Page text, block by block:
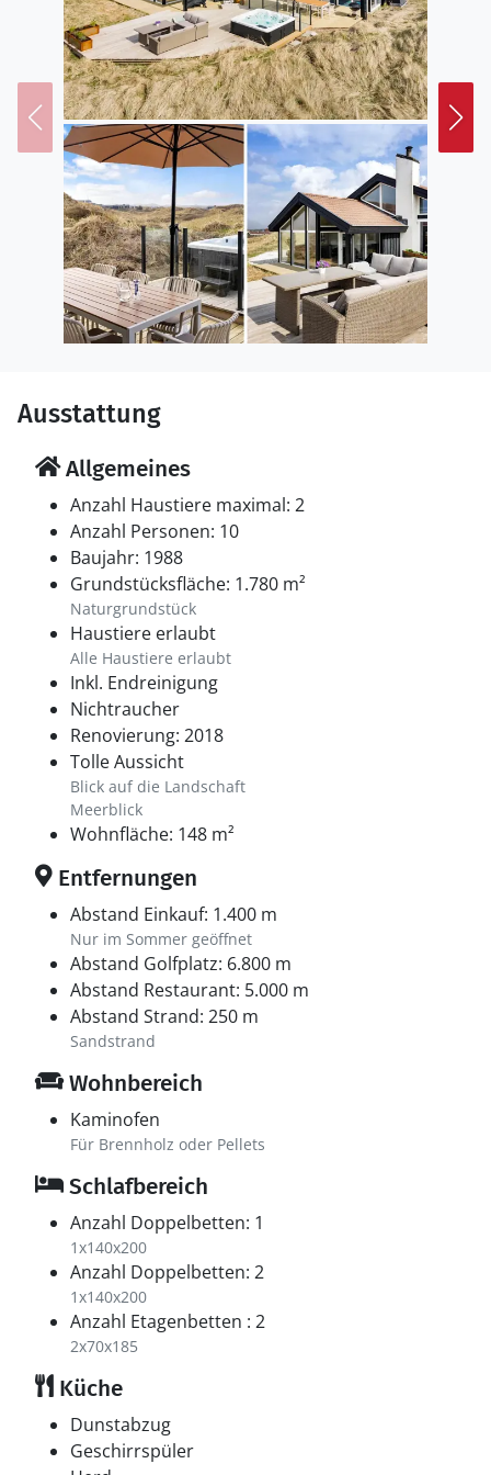
und nach einem gelungenen Urlaub wieder bei uns
zurückgeben.
Ausstattung
Allgemeines
Anzahl Haustiere maximal: 2
Anzahl Personen: 10
Baujahr: 1988
Grundstücksfläche: 1.780 m²
Naturgrundstück
Haustiere erlaubt
Alle Haustiere erlaubt
Inkl. Endreinigung
Nichtraucher
Renovierung: 2018
Tolle Aussicht
Blick auf die Landschaft
Meerblick
Wohnfläche: 148 m²
Entfernungen
Abstand Einkauf: 1.400 m
Nur im Sommer geöffnet
Abstand Golfplatz: 6.800 m
Abstand Restaurant: 5.000 m
Abstand Strand: 250 m
Sandstrand
Wohnbereich
Kaminofen
Für Brennholz oder Pellets
Schlafbereich
Anzahl Doppelbetten: 1
1x140x200
Anzahl Doppelbetten: 2
1x140x200
Anzahl Etagenbetten : 2
2x70x185
Küche
Dunstabzug
Geschirrspüler